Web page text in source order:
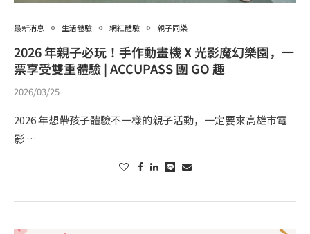
最新消息 生活體驗 網紅體驗 親子同樂
2026 年親子必玩！手作動畫機 X 光影魔幻樂園，一
票享受雙重體驗 | ACCUPASS 團 GO 趣
2026/03/25
2026 年想帶孩子體驗不一樣的親子活動，一定要來高雄市電
影 …